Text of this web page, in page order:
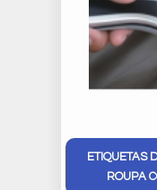
ETIQUETAS
ROUPA